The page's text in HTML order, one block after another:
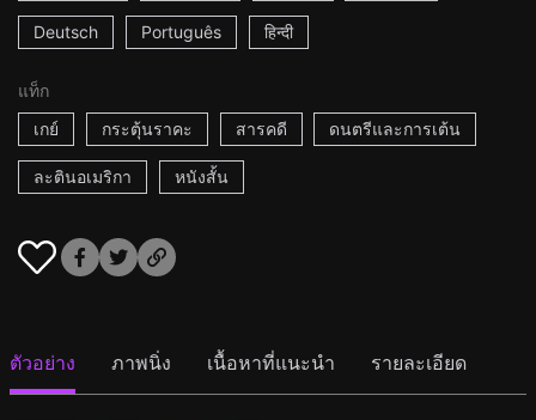
Deutsch Português हिन्दी
แท็ก
เกย์
กระตุ้นราคะ สารคดี ดนตรีและการเต้น
ละตินอเมริกา หนังสั้น
ตัวอย่าง ภาพนิ่ง เนื้อหาที่แนะนำ รายละเอียด